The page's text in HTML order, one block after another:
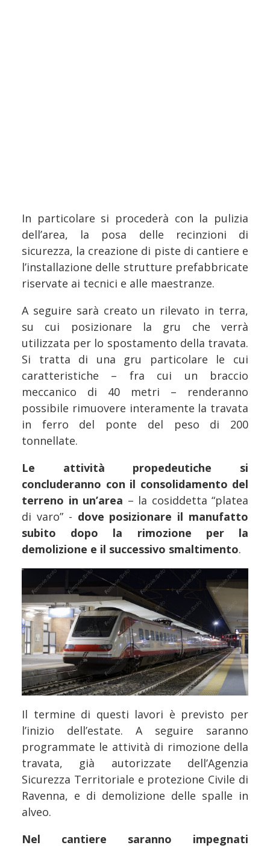
In particolare si procederà con la pulizia
dell’area, la posa delle recinzioni di
sicurezza, la creazione di piste di cantiere e
l’installazione delle strutture prefabbricate
riservate ai tecnici e alle maestranze.
A seguire sarà creato un rilevato in terra,
su cui posizionare la gru che verrà
utilizzata per lo spostamento della travata.
Si tratta di una gru particolare le cui
caratteristiche – fra cui un braccio
meccanico di 40 metri – renderanno
possibile rimuovere interamente la travata
in ferro del ponte del peso di 200
tonnellate.
Le attività propedeutiche si
concluderanno con il consolidamento del
terreno in un’area – la cosiddetta “platea
di varo” - dove posizionare il manufatto
subito dopo la rimozione per la
demolizione e il successivo smaltimento.
Il termine di questi lavori è previsto per
l’inizio dell’estate. A seguire saranno
programmate le attività di rimozione della
travata, già autorizzate dell’Agenzia
Sicurezza Territoriale e protezione Civile di
Ravenna, e di demolizione delle spalle in
alveo.
Nel cantiere saranno impegnati